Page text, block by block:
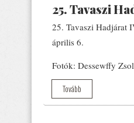
25. Tavaszi
25. Tavaszi Hadjárat
április 6.
Fotók: Dessewffy
Tovább